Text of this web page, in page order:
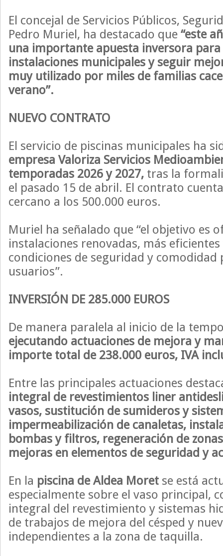
El concejal de Servicios Públicos,
Pedro Muriel, ha destacado que “este
una importante apuesta inversora
instalaciones municipales y seguir
muy utilizado por miles de familias
verano”.
NUEVO CONTRATO
El servicio de piscinas municipales ha
empresa Valoriza Servicios
temporadas 2026 y 2027, tras la
el pasado 15 de abril. El contrato
cercano a los 500.000 euros.
Muriel ha señalado que “el objetivo es
instalaciones renovadas, más
condiciones de seguridad y comodidad
usuarios”.
INVERSIÓN DE 285.000 EUROS
De manera paralela al inicio de la
ejecutando actuaciones de mejora y
importe total de 238.000 euros, IVA
Entre las principales actuaciones
integral de revestimientos liner
vasos, sustitución de sumideros y
impermeabilización de canaletas,
bombas y filtros, regeneración de
mejoras en elementos de seguridad y
En la piscina de Aldea Moret se está
especialmente sobre el vaso principal,
integral del revestimiento y sistemas
de trabajos de mejora del césped y
independientes a la zona de taquilla.